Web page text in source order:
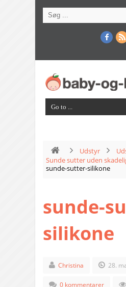
Udstyr
Sunde sutter uden
sunde-sutter-silikone
sunde-
silikone
Christina 28.
0 kommentarer